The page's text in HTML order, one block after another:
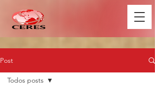
Post
Todos posts